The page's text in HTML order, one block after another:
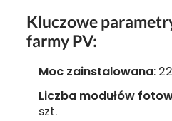
Kluczowe
farmy PV:
Moc zainstalowana:
Liczba modułów
szt.